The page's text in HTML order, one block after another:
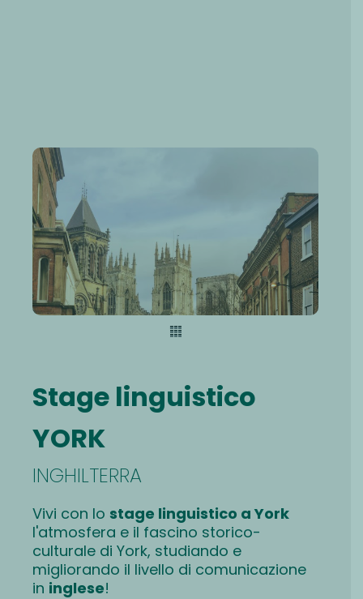
Stage linguistico
YORK
INGHILTERRA
Vivi con lo stage linguistico a York
l'atmosfera e il fascino storico-
culturale di York, studiando e
migliorando il livello di comunicazione
in inglese!